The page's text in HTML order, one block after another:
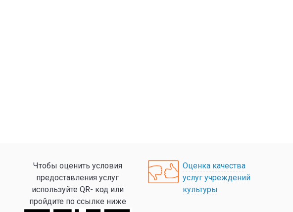
Чтобы оценить условия
предоставления услуг
используйте QR- код или
пройдите по ссылке ниже
Оценка качества
услуг учреждений
культуры